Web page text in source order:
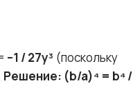
–1 / 27y³ (поскольку
Решение: (b/a)⁴ = b⁴ /